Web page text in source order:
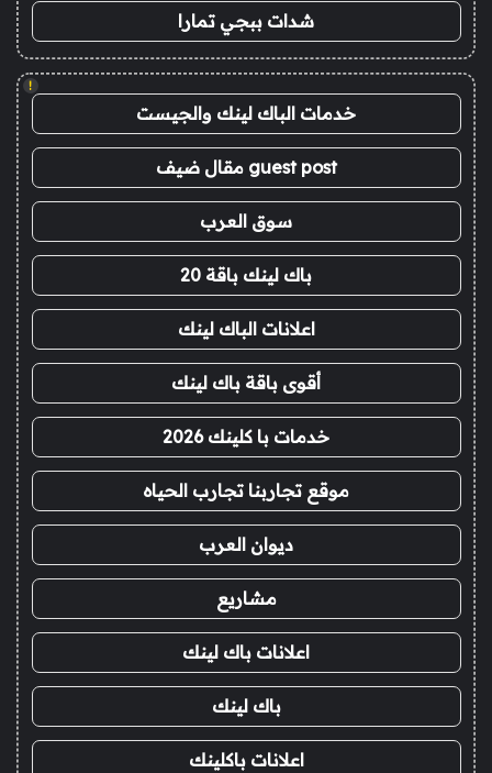
شدات ببجي تمارا
!
خدمات الباك لينك والجيست
guest post مقال ضيف
سوق العرب
باك لينك باقة 20
اعلانات الباك لينك
أقوى باقة باك لينك
خدمات با كلينك 2026
موقع تجاربنا تجارب الحياه
ديوان العرب
مشاريع
اعلانات باك لينك
باك لينك
اعلانات باكلينك